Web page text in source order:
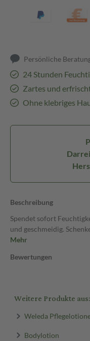
Persönliche
24 Stunden
Zartes und
Ohne klebriges
Beschreibung
Spendet sofort
und geschmeidig.
Mehr
Bewertungen
Weitere Produkte aus:
Weleda
Bodylotion